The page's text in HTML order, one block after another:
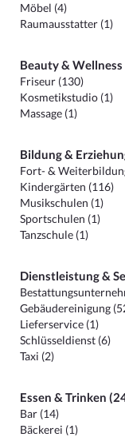
Möbel (4)
Raumausstatter (1)
Beauty & Wellness
Friseur (130)
Kosmetikstudio (1)
Massage (1)
Bildung &
Fort- &
Kindergärten (116)
Musikschulen (1)
Sportschulen (1)
Tanzschule (1)
Dienstleistung &
Gebäudereinigung
Lieferservice (1)
Schlüsseldienst (6)
Taxi (2)
Essen & Trinken
Bar (14)
Bäckerei (1)